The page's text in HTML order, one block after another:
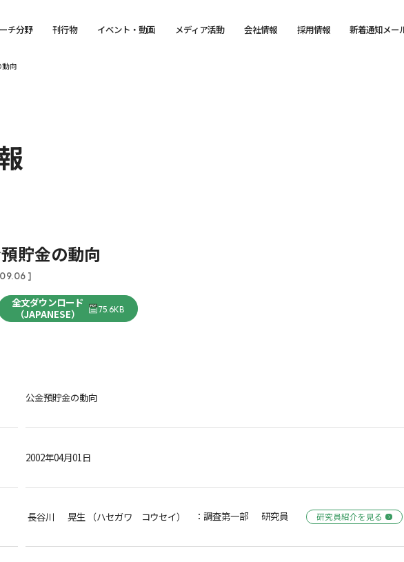
チ分野 刊行物 イベント・動画 メディア活動 会社情報 採用情報 新着通知メー
向
貯金の動向
]
全文ダウンロード
（JAPANESE）
75.6KB
公金預貯金の動向
2002年04月01日
長谷川 晃生 （ハセガワ コウセイ） ：調査第一部 研究員 研究員紹介を見る